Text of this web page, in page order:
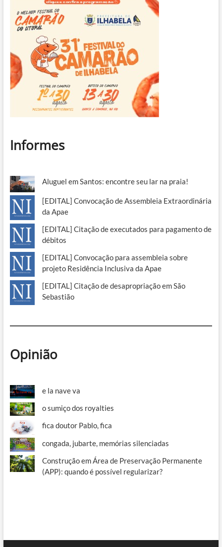
Informes
Aluguel em Santos: encontre seu lar na praia!
[EDITAL] Convocação de Assembleia Extraordinária
da Apae
[EDITAL] Citação de executados para pagamento de
débitos
[EDITAL] Convocação para assembleia sobre
projeto Residência Inclusiva da Apae
[EDITAL] Citação de desapropriação em São
Sebastião
Opinião
e la nave va
o sumiço dos royalties
fica doutor Pablo, fica
congada, jubarte, memórias silenciadas
Construção em Área de Preservação Permanente
(APP): quando é possível regularizar?